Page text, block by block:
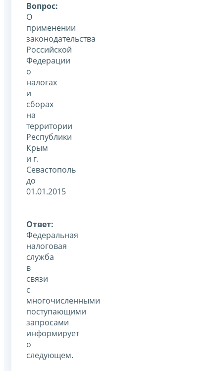
Вопрос:
О
применении
законодательства
Российской
Федерации
о
налогах
и
сборах
на
территории
Республики
Крым
и г.
Севастополь
до
01.01.2015
Ответ:
Федеральная
налоговая
служба
в
связи
с
многочисленными
поступающими
запросами
информирует
о
следующем.